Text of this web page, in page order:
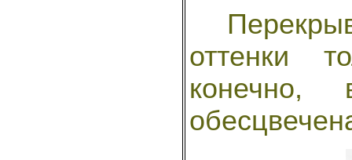
оттенки
конечно,